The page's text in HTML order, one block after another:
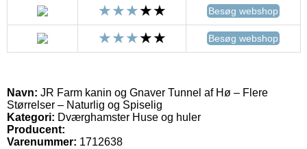
Besøg webshop
Besøg webshop
Navn: JR Farm kanin og Gnaver Tunnel af Hø – Flere
Størrelser – Naturlig og Spiselig
Kategori: Dværghamster Huse og huler
Producent:
Varenummer: 1712638